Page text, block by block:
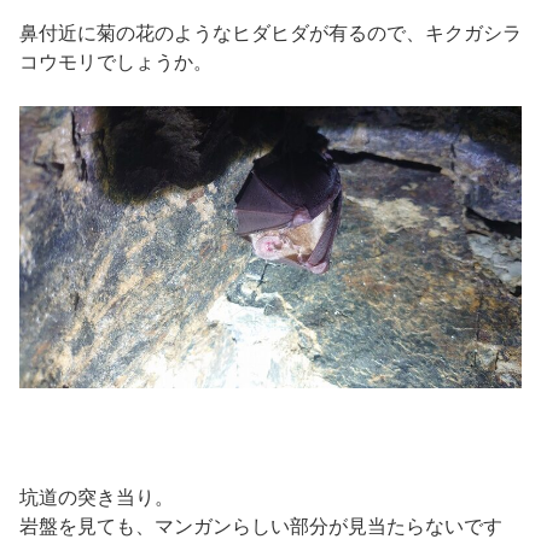
鼻付近に菊の花のようなヒダヒダが有るので、キクガシラ
コウモリでしょうか。
坑道の突き当り。
岩盤を見ても、マンガンらしい部分が見当たらないです